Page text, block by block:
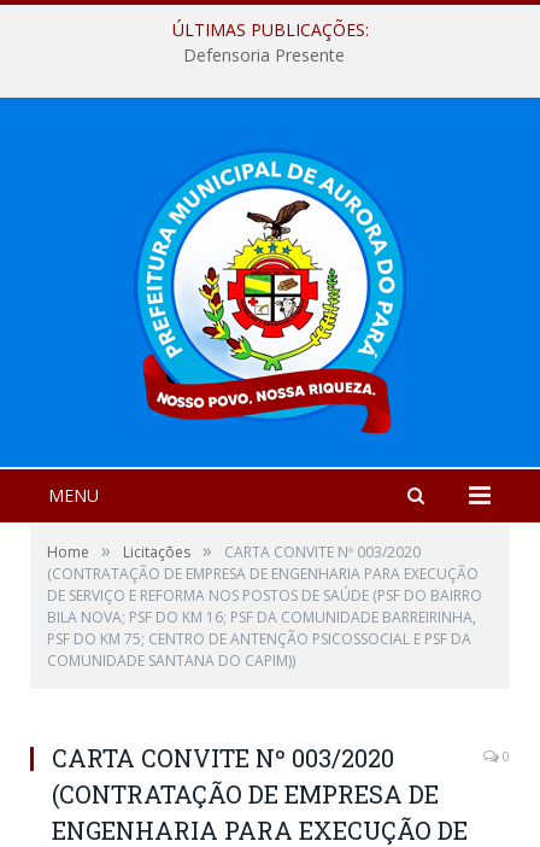
ÚLTIMAS PUBLICAÇÕES:
Defensoria Presente
MENU
Home » Licitações »
CARTA CONVITE Nº 003/2020
(CONTRATAÇÃO DE EMPRESA DE ENGENHARIA PARA EXECUÇÃO
DE SERVIÇO E REFORMA NOS POSTOS DE SAÚDE (PSF DO BAIRRO
BILA NOVA; PSF DO KM 16; PSF DA COMUNIDADE BARREIRINHA,
PSF DO KM 75; CENTRO DE ANTENÇÃO PSICOSSOCIAL E PSF DA
COMUNIDADE SANTANA DO CAPIM))
CARTA CONVITE Nº 003/2020
(CONTRATAÇÃO DE EMPRESA DE
ENGENHARIA PARA EXECUÇÃO DE
0